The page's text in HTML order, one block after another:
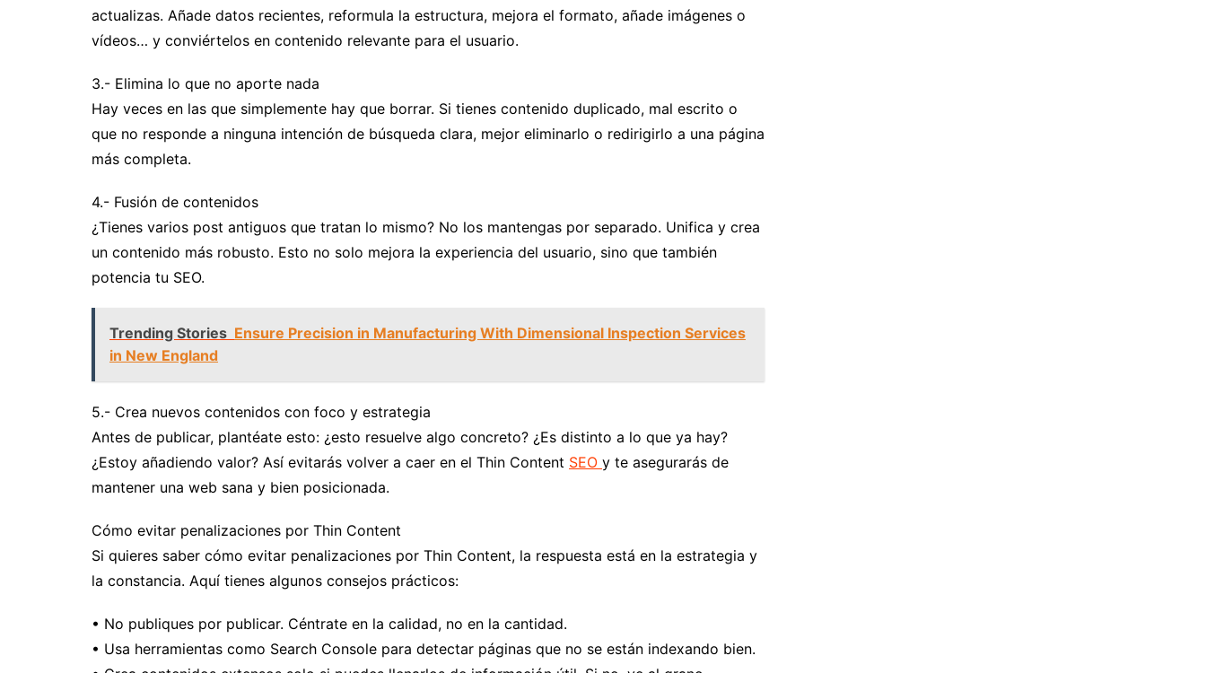
actualizas. Añade datos recientes, reformula la estructura, mejora el formato, añade imágenes o
vídeos… y conviértelos en contenido relevante para el usuario.
3.- Elimina lo que no aporte nada
Hay veces en las que simplemente hay que borrar. Si tienes contenido duplicado, mal escrito o
que no responde a ninguna intención de búsqueda clara, mejor eliminarlo o redirigirlo a una página
más completa.
4.- Fusión de contenidos
¿Tienes varios post antiguos que tratan lo mismo? No los mantengas por separado. Unifica y crea
un contenido más robusto. Esto no solo mejora la experiencia del usuario, sino que también
potencia tu SEO.
Trending Stories Ensure Precision in Manufacturing With Dimensional Inspection Services
in New England
5.- Crea nuevos contenidos con foco y estrategia
Antes de publicar, plantéate esto: ¿esto resuelve algo concreto? ¿Es distinto a lo que ya hay?
¿Estoy añadiendo valor? Así evitarás volver a caer en el Thin Content SEO y te asegurarás de
mantener una web sana y bien posicionada.
Cómo evitar penalizaciones por Thin Content
Si quieres saber cómo evitar penalizaciones por Thin Content, la respuesta está en la estrategia y
la constancia. Aquí tienes algunos consejos prácticos:
• No publiques por publicar. Céntrate en la calidad, no en la cantidad.
• Usa herramientas como Search Console para detectar páginas que no se están indexando bien.